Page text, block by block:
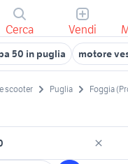
Cerca Vendi
50 in puglia motore
scooter Puglia Foggia